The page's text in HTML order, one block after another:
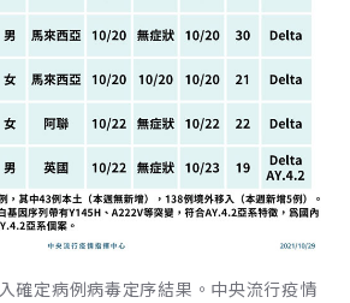
確定病例病毒定序結果。中央流行疫情